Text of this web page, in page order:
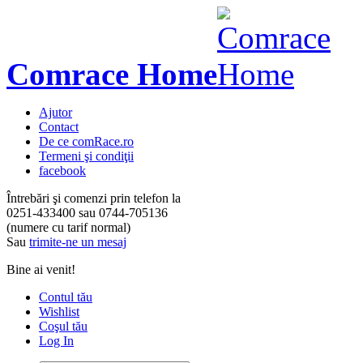
Comrace Home
Ajutor
Contact
De ce comRace.ro
Termeni şi condiţii
facebook
Întrebări şi comenzi prin telefon la
0251-433400 sau 0744-705136
(numere cu tarif normal)
Sau trimite-ne un mesaj
Bine ai venit!
Contul tău
Wishlist
Coşul tău
Log In